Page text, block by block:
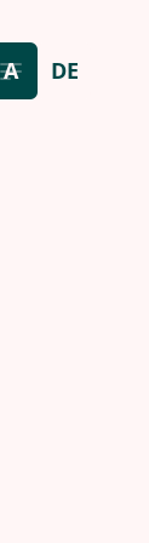
AToggle font
DE